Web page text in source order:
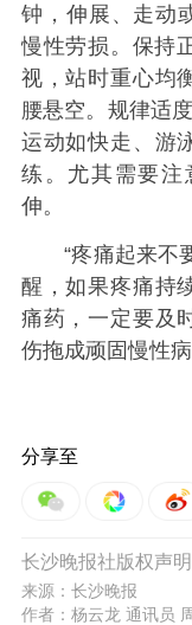
钟‌，伸展、走动
慢性劳损。保持
视，站时重心均
腰悬空。规律适
运动如快走、游
练。尤其需要注
伸。
“疼痛起来不要
醒，如果疼痛持
痛药，一定要及
伤拖成顽固慢性病
分享至
长沙晚报社版权声明
来源：长沙晚报
作者：杨云龙 通讯员